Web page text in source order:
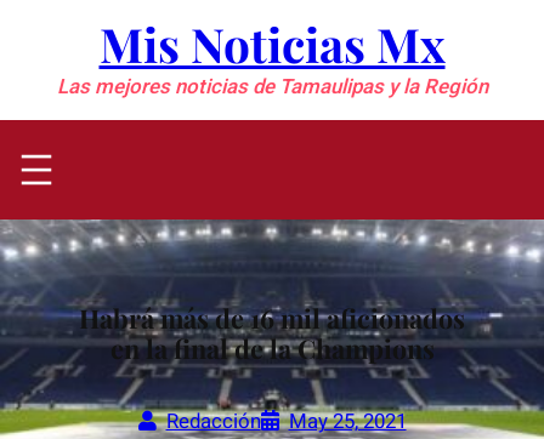
contenido
Mis Noticias Mx
Las mejores noticias de Tamaulipas y la Región
Habrá más de 16 mil aficionados
en la final de la Champions
Redacción May 25, 2021